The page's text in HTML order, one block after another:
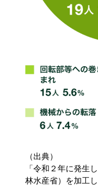
（出典）
「令和２年に発生
林水産省）を加工